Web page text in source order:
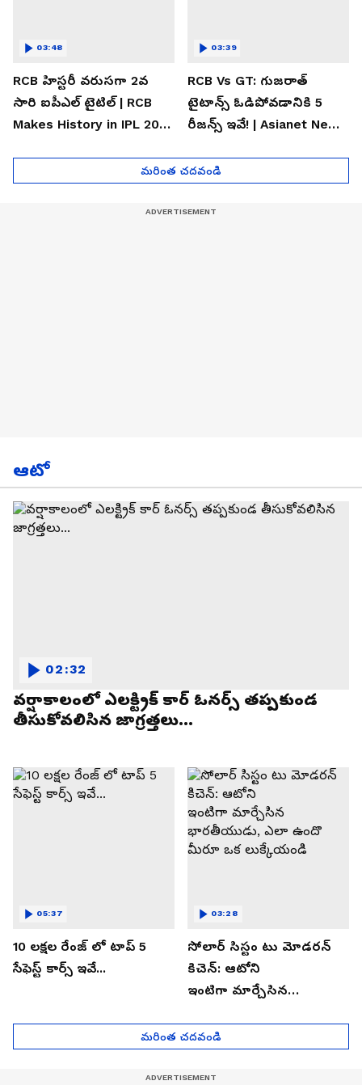
RCB హిస్టరీ వరుసగా 2వ
సారి ఐపీఎల్ టైటిల్ | RCB
Makes History in IPL 2026
03:48
RCB Vs GT: గుజరాత్
టైటాన్స్ ఓడిపోవడానికి 5
రీజన్స్ ఇవే! | Asianet News
03:39
మరింత చదవండి
ఆటో
వర్షాకాలంలో ఎలక్ట్రిక్ కార్ ఓనర్స్ తప్పకుండ
తీసుకోవలిసిన జాగ్రత్తలు...
02:32
10 లక్షల రేంజ్ లో టాప్ 5
సేఫెస్ట్ కార్స్ ఇవే...
05:37
సోలార్ సిస్టం టు మోడరన్
కిచెన్: ఆటోని
ఇంటిగా మార్చేసిన
మీరూ ఒక లుక్కేయండి
03:28
మరింత చదవండి